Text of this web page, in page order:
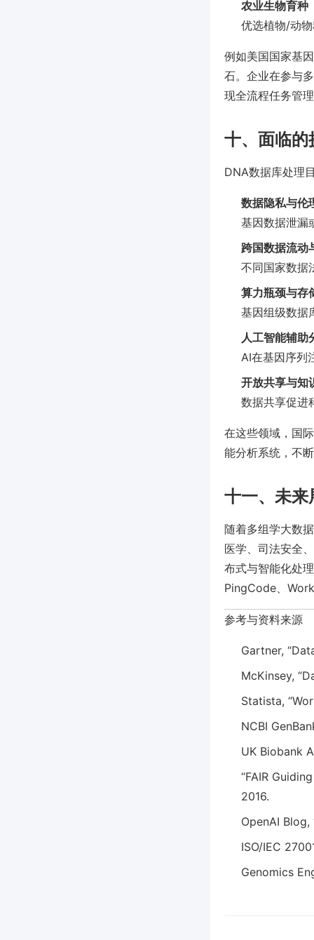
农业生物育种
优选植物/动
例如美国国家基
石。企业在参与
现全流程任务管
十、面临的
DNA数据库处理
数据隐私与伦
基因数据泄漏
跨国数据流动
不同国家数据
算力瓶颈与存
基因组级数据
人工智能辅助
AI在基因序列
开放共享与知
数据共享促进
在这些领域，国
能分析系统，不
十一、未来
随着多组学大数
医学、司法安全
布式与智能化处
PingCode、
参考与资料来源
Gartner,
McKinsey,
Statista,
NCBI
UK Biobank
“FAIR
2016.
OpenAI
ISO/IEC
Genomics